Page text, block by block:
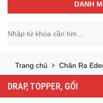
DANH
Trang chủ Chăn Ra
DRAP, TOPPER, GỐI